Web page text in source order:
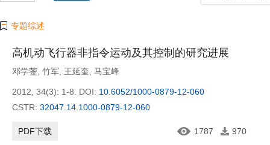
专题综述
高机动飞行器非指令运动及其控制的研究进展
邓学蓥 竹军 王延奎 马宝峰
2012, 34(3): 1-8. DOI: 10.6052/1000-0879-12-060
CSTR: 32047.14.1000-0879-12-060
PDF下载 1787 970